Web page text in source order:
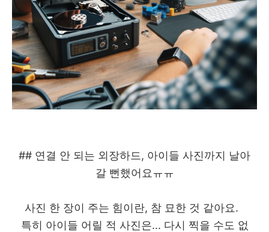
## 연결 안 되는 외장하드, 아이들 사진까지 날아
갈 뻔했어요ㅠㅠ
사진 한 장이 주는 힘이란, 참 묘한 것 같아요.
특히 아이들 어릴 적 사진은... 다시 찍을 수도 없